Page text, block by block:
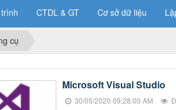
CTDL & GT Cơ sở dữ liệu
cụ
Microsoft Visual Studio
30/05/2020 09:28:00 AM